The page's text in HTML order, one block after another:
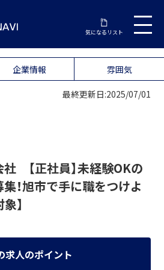
気になるリスト
企業情報 雰囲気
最終更新日:2025/07/01
【正社員】未経験OKの
！旭市で手に職をつけよ
】
求人のポイント